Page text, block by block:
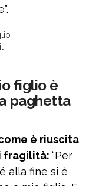
figlio è
paghetta
è riuscita
fragilità: “Per
alla fine si è